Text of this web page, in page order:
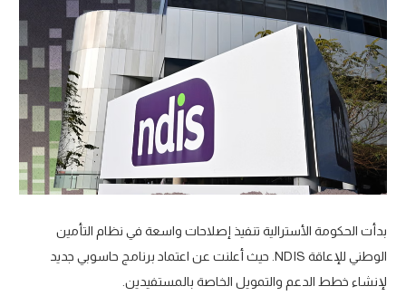
بدأت الحكومة الأسترالية تنفيذ إصلاحات واسعة في نظام التأمين
الوطني للإعاقة NDIS. حيث أعلنت عن اعتماد برنامج حاسوبي جديد
لإنشاء خطط الدعم والتمويل الخاصة بالمستفيدين.